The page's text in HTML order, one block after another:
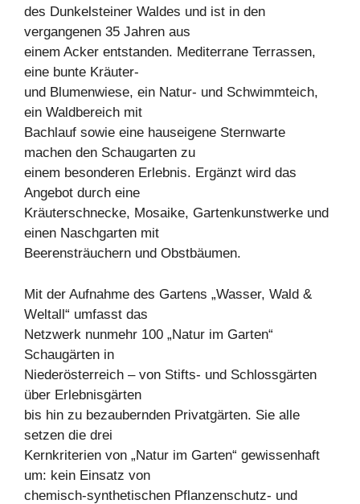
des Dunkelsteiner Waldes und ist in den
vergangenen 35 Jahren aus
einem Acker entstanden. Mediterrane Terrassen,
eine bunte Kräuter-
und Blumenwiese, ein Natur- und Schwimmteich,
ein Waldbereich mit
Bachlauf sowie eine hauseigene Sternwarte
machen den Schaugarten zu
einem besonderen Erlebnis. Ergänzt wird das
Angebot durch eine
Kräuterschnecke, Mosaike, Gartenkunstwerke und
einen Naschgarten mit
Beerensträuchern und Obstbäumen.
Mit der Aufnahme des Gartens „Wasser, Wald &
Weltall“ umfasst das
Netzwerk nunmehr 100 „Natur im Garten“
Schaugärten in
Niederösterreich – von Stifts- und Schlossgärten
über Erlebnisgärten
bis hin zu bezaubernden Privatgärten. Sie alle
setzen die drei
Kernkriterien von „Natur im Garten“ gewissenhaft
um: kein Einsatz von
chemisch-synthetischen Pflanzenschutz- und